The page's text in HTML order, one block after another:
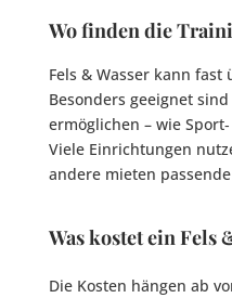
Wo finden die
Fels & Wasser kann
Besonders geeignet
ermöglichen – wie
Viele Einrichtungen
andere mieten
Was kostet ein Fels
Die Kosten hängen ab